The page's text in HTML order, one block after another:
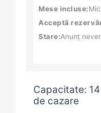
Mese incluse:
Acceptă
Stare:Anunț
Capacitate:
de cazare